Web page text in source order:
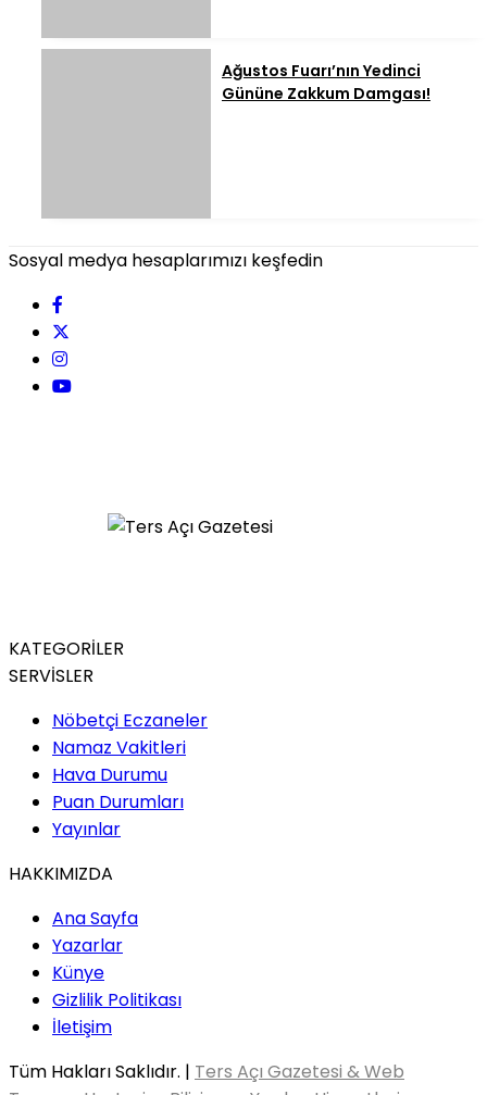
Ağustos Fuarı’nın Yedinci
Gününe Zakkum Damgası!
Sosyal medya hesaplarımızı keşfedin
KATEGORİLER
SERVİSLER
Nöbetçi Eczaneler
Namaz Vakitleri
Hava Durumu
Puan Durumları
Yayınlar
HAKKIMIZDA
Ana Sayfa
Yazarlar
Künye
Gizlilik Politikası
İletişim
Tüm Hakları Saklıdır. | Ters Açı Gazetesi & Web